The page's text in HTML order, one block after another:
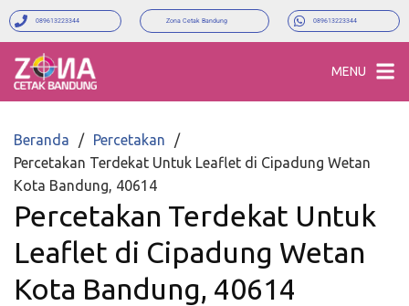
089613223344 Zona Cetak Bandung 089613223344
MENU
Beranda
Percetakan
Percetakan Terdekat Untuk Leaflet di Cipadung Wetan
Kota Bandung, 40614
Percetakan Terdekat Untuk
Leaflet di Cipadung Wetan
Kota Bandung, 40614